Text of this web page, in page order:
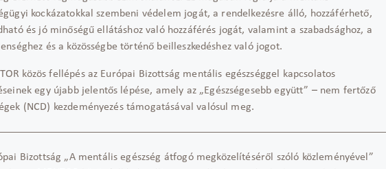
kockázatokkal szembeni védelem jogát, a rendelkezésre álló, hozzáférhető,
és jó minőségű ellátáshozvaló hozzáférés jogát, valamint a szabadsághoz, a
és a közösségbe történő beilleszkedéshez való jogot.
közös fellépés az Európai Bizottság mentális egészséggel kapcsolatos
egy újabbjelentős lépése, amely az „Egészségesebb együtt” – nem fertőző
(NCD) kezdeményezés támogatásával valósul meg.
Bizottság „A mentális egészség átfogó megközelítéséről szóló közleményével ”